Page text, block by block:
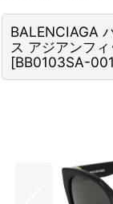
BALENCIAGA
ス アジアンフ
[BB0103SA-001